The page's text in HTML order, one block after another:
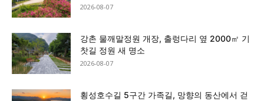
2026-08-07
강촌 물깨말정원 개장, 출렁다리 옆 2000㎡ 기
찻길 정원 새 명소
2026-08-07
횡성호수길 5구간 가족길, 망향의 동산에서 걷